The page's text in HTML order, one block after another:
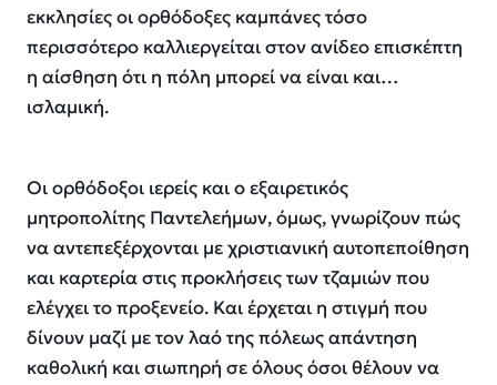
εκκλησίες οι ορθόδοξες καμπάνες τόσο
περισσότερο καλλιεργείται στον ανίδεο επισκέπτη
η αίσθηση ότι η πόλη μπορεί να είναι και…
ισλαμική.
Οι ορθόδοξοι ιερείς και ο εξαιρετικός
μητροπολίτης Παντελεήμων, όμως, γνωρίζουν πώς
να αντεπεξέρχονται με χριστιανική αυτοπεποίθηση
και καρτερία στις προκλήσεις των τζαμιών που
ελέγχει το προξενείο. Και έρχεται η στιγμή που
δίνουν μαζί με τον λαό της πόλεως απάντηση
καθολική και σιωπηρή σε όλους όσοι θέλουν να